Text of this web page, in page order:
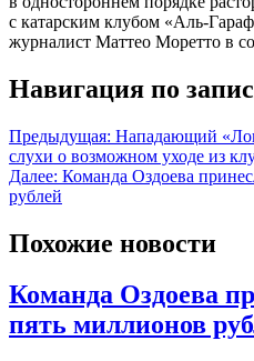
с катарским клубом «Аль-
журналист Маттео Моретто в
Навигация по
Предыдущая: Нападающий
слухи о возможном уходе из
Далее: Команда Оздоева
рублей
Похожие новости
Команда Оздоева
пять миллионов